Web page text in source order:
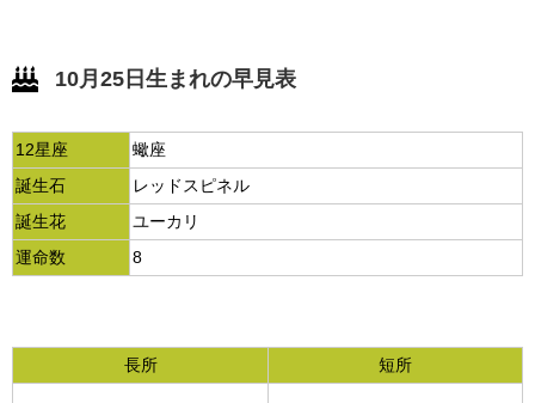
10月25日生まれの早見表
12星座
蠍座
誕生石
レッドスピネル
誕生花
ユーカリ
運命数
8
長所 短所